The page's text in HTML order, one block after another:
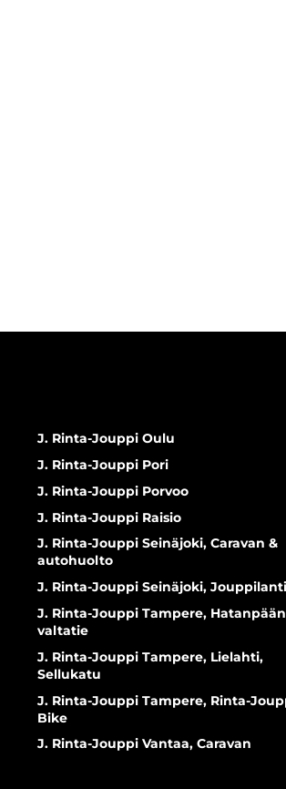
J. Rinta-Jouppi Oulu
J. Rinta-Jouppi Pori
J. Rinta-Jouppi Porvoo
J. Rinta-Jouppi Raisio
J. Rinta-Jouppi Seinäjoki, Caravan &
autohuolto
J. Rinta-Jouppi Seinäjoki,
J. Rinta-Jouppi Tampere, Hatanpään
valtatie
J. Rinta-Jouppi Tampere, Lielahti,
Sellukatu
J. Rinta-Jouppi Tampere, Rinta-
Bike
J. Rinta-Jouppi Vantaa, Caravan